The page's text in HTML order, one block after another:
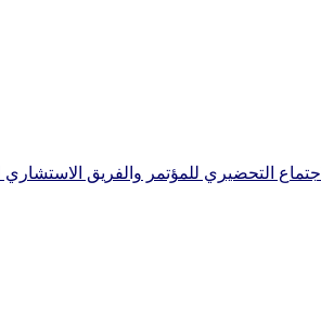
التحضيري للمؤتمر والفريق الاستشاري